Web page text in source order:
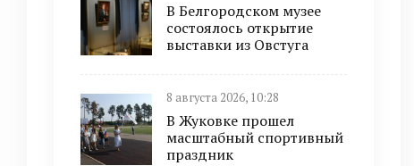
В Белгородском музее
состоялось открытие
выставки из Овстуга
8 августа 2026, 10:28
В Жуковке прошел
масштабный спортивный
праздник